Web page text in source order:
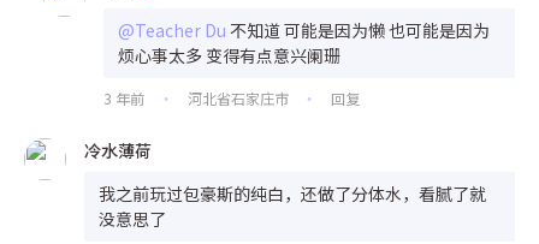
@Teacher Du 不知道 可能是因为懒 也可能是因为
烦心事太多 变得有点意兴阑珊
3 年前 • 河北省石家庄市 • 回复
冷水薄荷
我之前玩过包豪斯的纯白，还做了分体水，看腻了就
没意思了